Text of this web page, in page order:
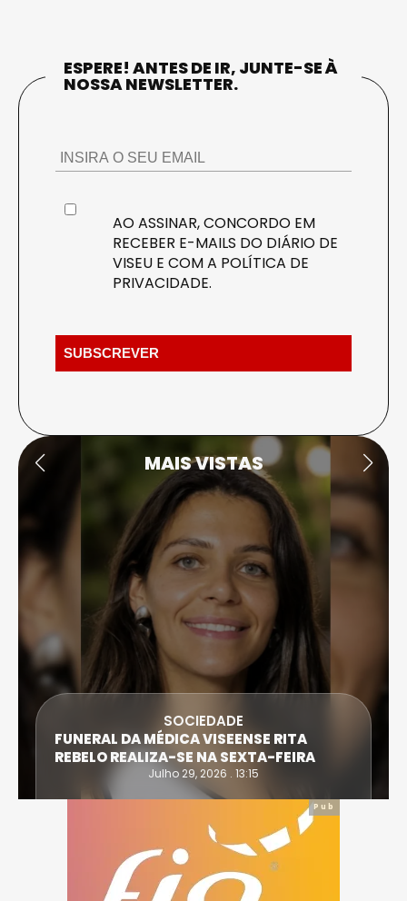
ESPERE! ANTES DE IR, JUNTE-SE À
NOSSA NEWSLETTER.
AO ASSINAR, CONCORDO EM
RECEBER E-MAILS DO DIÁRIO DE
VISEU E COM A POLÍTICA DE
PRIVACIDADE.
MAIS VISTAS
SOCIEDADE
FUNERAL DA MÉDICA VISEENSE RITA
REBELO REALIZA-SE NA SEXTA-FEIRA
Julho 29, 2026 . 13:15
Pub